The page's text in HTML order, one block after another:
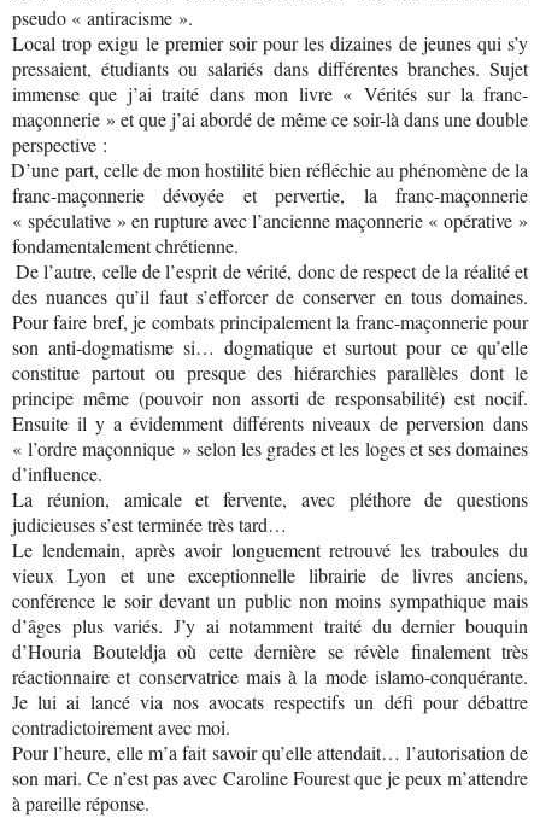
pseudo « antiracisme ».
Local trop exigu le premier soir pour les dizaines de jeunes qui s’y
pressaient, étudiants ou salariés dans différentes branches. Sujet
immense que j’ai traité dans mon livre « Vérités sur la franc-
maçonnerie » et que j’ai abordé de même ce soir-là dans une double
perspective :
D’une part, celle de mon hostilité bien réfléchie au phénomène de la
franc-maçonnerie dévoyée et pervertie, la franc-maçonnerie
« spéculative » en rupture avec l’ancienne maçonnerie « opérative »
fondamentalement chrétienne.
De l’autre, celle de l’esprit de vérité, donc de respect de la réalité et
des nuances qu’il faut s’efforcer de conserver en tous domaines.
Pour faire bref, je combats principalement la franc-maçonnerie pour
son anti-dogmatisme si… dogmatique et surtout pour ce qu’elle
constitue partout ou presque des hiérarchies parallèles dont le
principe même (pouvoir non assorti de responsabilité) est nocif.
Ensuite il y a évidemment différents niveaux de perversion dans
« l’ordre maçonnique » selon les grades et les loges et ses domaines
d’influence.
La réunion, amicale et fervente, avec pléthore de questions
judicieuses s’est terminée très tard…
Le lendemain, après avoir longuement retrouvé les traboules du
vieux Lyon et une exceptionnelle librairie de livres anciens,
conférence le soir devant un public non moins sympathique mais
d’âges plus variés. J’y ai notamment traité du dernier bouquin
d’Houria Bouteldja où cette dernière se révèle finalement très
réactionnaire et conservatrice mais à la mode islamo-conquérante.
Je lui ai lancé via nos avocats respectifs un défi pour débattre
contradictoirement avec moi.
Pour l’heure, elle m’a fait savoir qu’elle attendait… l’autorisation de
son mari. Ce n’est pas avec Caroline Fourest que je peux m’attendre
à pareille réponse.